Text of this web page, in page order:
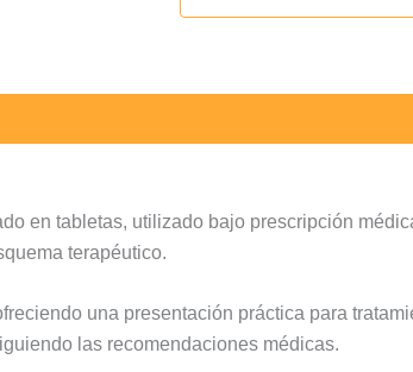
en tabletas, utilizado bajo prescripción
terapéutico.
una presentación práctica para
las recomendaciones médicas.